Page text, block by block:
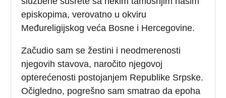
episkopima, verovatno u okviru
Međureligijskog veća Bosne i Hercegovine.
Začudio sam se žestini i neodmerenosti
njegovih stavova, naročito njegovoj
opterećenosti postojanjem Republike Srpske.
Očigledno, pogrešno sam smatrao da epoha